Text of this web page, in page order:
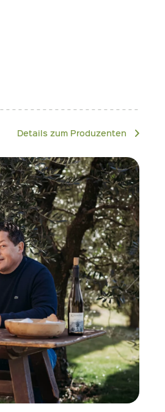
Details zum Produzenten